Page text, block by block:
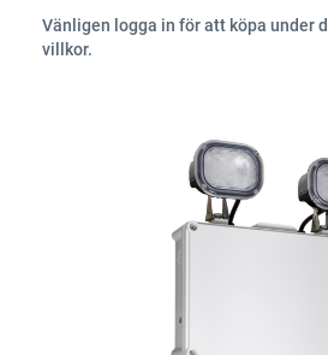
Vänligen logga in för att köpa under
villkor.